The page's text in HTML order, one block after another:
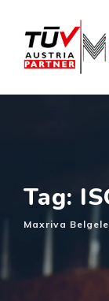
content
Tag:
Maxriva